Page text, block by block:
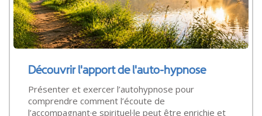
Découvrir l'apport de l'auto-hypnose
Présenter et exercer l’autohypnose pour
comprendre comment l’écoute de
l’accompagnant·e spirituel·le peut être enrichie et